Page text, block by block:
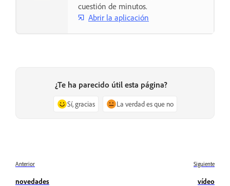
cuestión de minutos.
Abrir la aplicación
¿Te ha parecido útil esta página?
Sí, gracias La verdad es que no
Anterior
novedades
Siguiente
vídeo